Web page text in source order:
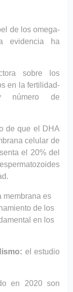
de los omega-
evidencia ha
sobre los
en la fertilidad-
número de
de que el DHA
celular de
el 20% del
membrana es
de los
en los
el estudio
en 2020 son